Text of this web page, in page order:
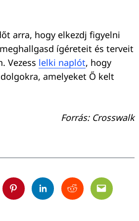
arra, hogy elkezdj figyelni
ígéreteit és terveit
Vezess lelki naplót, hogy
amelyeket Ő kelt
Forrás: Crosswalk
PinterestLinkedinRedditEmail